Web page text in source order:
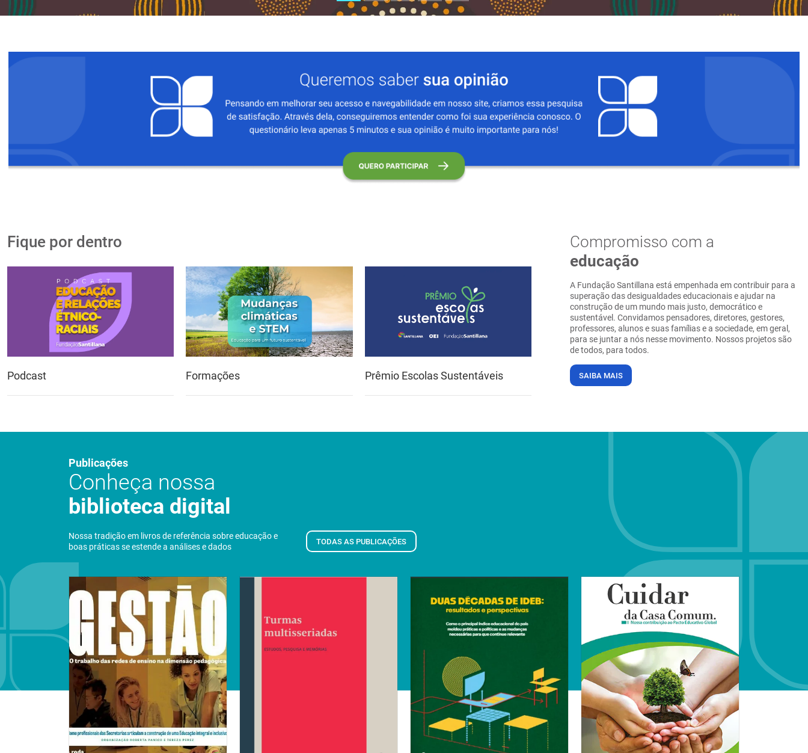
Compromisso com a
educação
A Fundação Santillana está empenhada em contribuir para a
superação das desigualdades educacionais e ajudar na
construção de um mundo mais justo, democrático e
sustentável. Convidamos pensadores, diretores, gestores,
professores, alunos e suas famílias e a sociedade, em geral,
para se juntar a nós nesse movimento. Nossos projetos são
de todos, para todos.
SAIBA MAIS
Fique por dentro
Podcast Formações Prêmio Escolas Sustentáveis
Publicações
Conheça nossa
biblioteca digital
Nossa tradição em livros de referência sobre educação e
boas práticas se estende a análises e dados
TODAS AS PUBLICAÇÕES